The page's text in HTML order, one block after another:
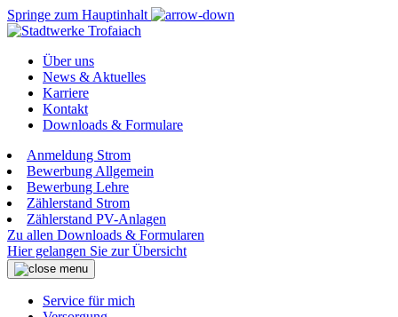
Springe zum Hauptinhalt
Über uns
News & Aktuelles
Karriere
Kontakt
Downloads & Formulare
Anmeldung Strom
Bewerbung Allgemein
Bewerbung Lehre
Zählerstand Strom
Zählerstand PV-Anlagen
Zu allen Downloads & Formularen
Hier gelangen Sie zur Übersicht
Service für mich